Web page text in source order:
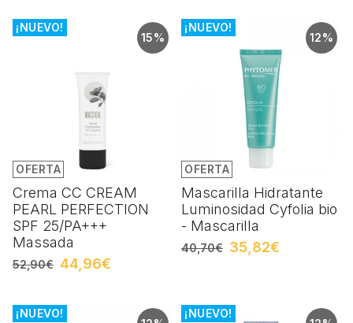
15%
OFERTA
¡NUEVO!
Crema CC CREAM
PEARL PERFECTION
SPF 25/PA+++
Massada
52,90€ 44,96€
12%
OFERTA
¡NUEVO!
Mascarilla Hidratante
Luminosidad Cyfolia bio
- Mascarilla
40,70€ 35,82€
¡NUEVO! ¡NUEVO!